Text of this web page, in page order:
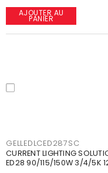
AJOUTER AU
PANIER
GELLEDLCED287SC
CURRENT LIGHTING
ED28 90/115/150W 3/4/5K